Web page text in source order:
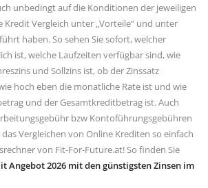
unbedingt auf die Konditionen der jeweiligen
Kredit Vergleich unter „Vorteile“ und unter
haben. So sehen Sie sofort, welcher
ist, welche Laufzeiten verfügbar sind, wie
und Sollzins ist, ob der Zinssatz
hoch eben die monatliche Rate ist und wie
und der Gesamtkreditbetrag ist. Auch
bzw Kontoführungsgebühren
Vergleichen von Online Krediten so einfach
von Fit-For-Future.at! So finden Sie
Angebot 2026 mit den günstigsten Zinsen im